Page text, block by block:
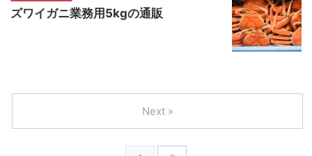
ズワイガニ業務用5kgの通販
Next »